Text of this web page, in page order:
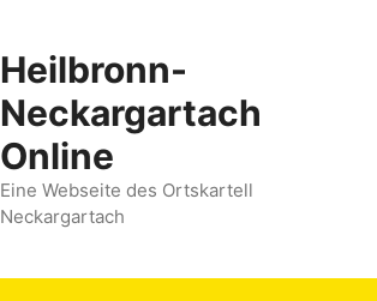
Heilbronn-
Neckargartach
Online
Eine Webseite des Ortskartell
Neckargartach